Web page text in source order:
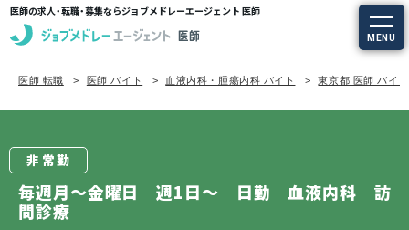
医師の求人・転職・募集ならジョブメドレーエージェント 医師
MENU
求人を探す
定期非常勤の求人
医師 転職 医師 バイト 血液内科・腫瘍内科 バイト 東京都 医師 バイト
非常勤
毎週月～金曜日 週1日～ 日勤 血液内科 訪
問診療